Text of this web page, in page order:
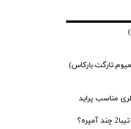
مناسب پراید